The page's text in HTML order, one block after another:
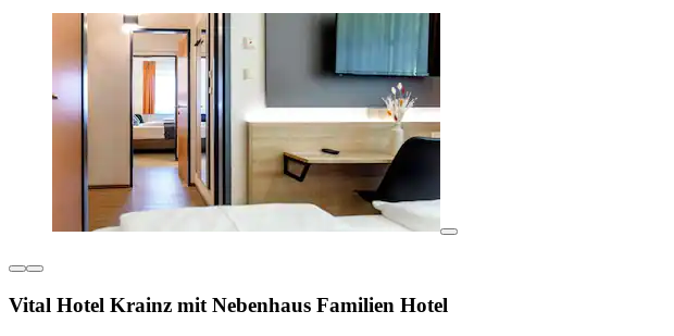
Vital Hotel Krainz mit Nebenhaus Familien Hotel